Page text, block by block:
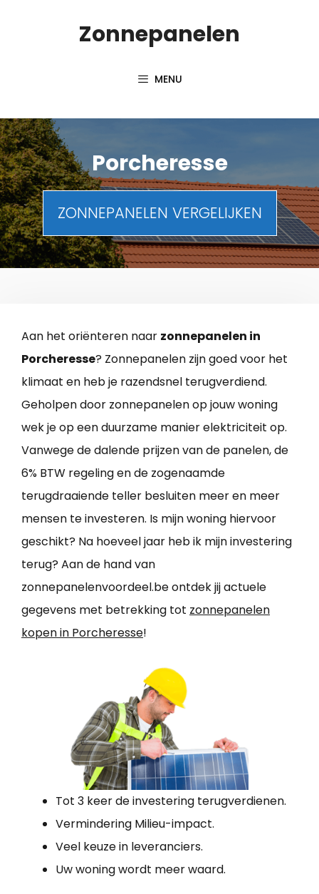
Zonnepanelen
MENU
Porcheresse
ZONNEPANELEN VERGELIJKEN
Aan het oriënteren naar zonnepanelen in
Porcheresse? Zonnepanelen zijn goed voor het
klimaat en heb je razendsnel terugverdiend.
Geholpen door zonnepanelen op jouw woning
wek je op een duurzame manier elektriciteit op.
Vanwege de dalende prijzen van de panelen, de
6% BTW regeling en de zogenaamde
terugdraaiende teller besluiten meer en meer
mensen te investeren. Is mijn woning hiervoor
geschikt? Na hoeveel jaar heb ik mijn investering
terug? Aan de hand van
zonnepanelenvoordeel.be ontdek jij actuele
gegevens met betrekking tot zonnepanelen
kopen in Porcheresse!
Tot 3 keer de investering terugverdienen.
Vermindering Milieu-impact.
Veel keuze in leveranciers.
Uw woning wordt meer waard.